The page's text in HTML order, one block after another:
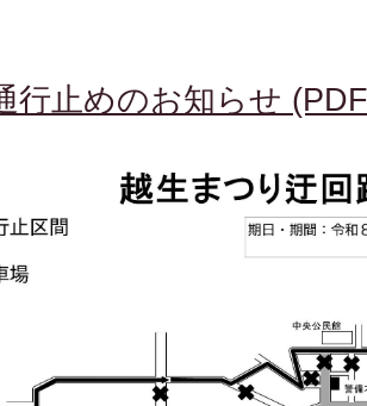
行止めのお知らせ